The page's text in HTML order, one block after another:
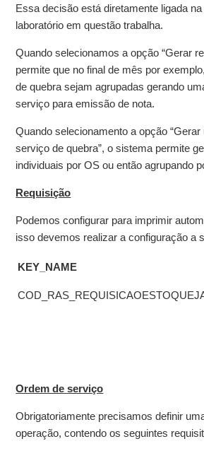
Essa decisão está diretamente ligada
laboratório em questão trabalha.
Quando selecionamos a opção “Gerar
permite que no final de mês por
de quebra sejam agrupadas gerando
serviço para emissão de nota.
Quando selecionamento a opção
serviço de quebra”, o sistema permite
individuais por OS ou então agrupando
Requisição
Podemos configurar para imprimir
isso devemos realizar a configuração a
KEY_NAME
Ordem de serviço
Obrigatoriamente precisamos definir
operação, contendo os seguintes